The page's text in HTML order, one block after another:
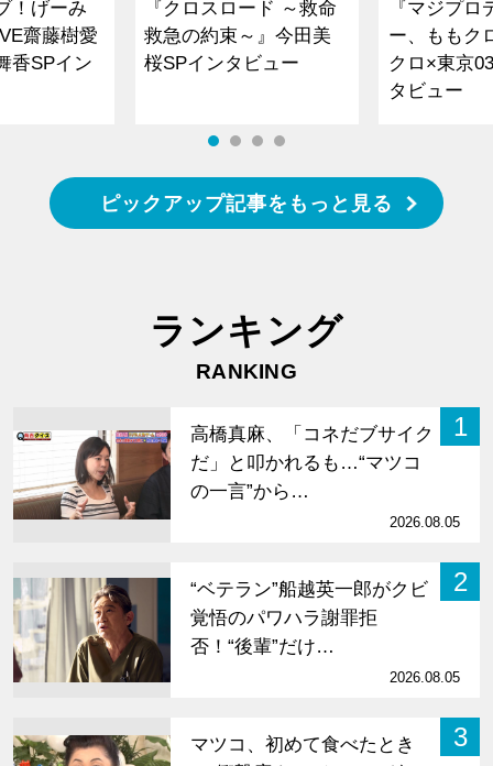
！げーみ
齋藤樹愛
香SPイン
『クロスロード ～救命
救急の約束～』今田美
桜SPインタビュー
『マジプロ
ー、ももク
クロ×東京
タビュー
ピックアップ記事をもっと見る
ランキング
RANKING
1
高橋真麻、「コネだブサイク
だ」と叩かれるも…“マツコ
の一言”から…
2026.08.05
2
“ベテラン”船越英一郎がクビ
覚悟のパワハラ謝罪拒
否！“後輩”だけ…
2026.08.05
3
マツコ、初めて食べたとき